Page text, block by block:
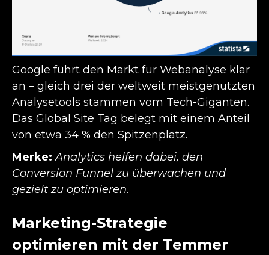
Google führt den Markt für Webanalyse klar
an – gleich drei der weltweit meistgenutzten
Analysetools stammen vom Tech-Giganten.
Das Global Site Tag belegt mit einem Anteil
von etwa 34 % den Spitzenplatz.
Merke: Analytics helfen dabei, den
Conversion Funnel zu überwachen und
gezielt zu optimieren.
Marketing-Strategie
optimieren mit der Temmer